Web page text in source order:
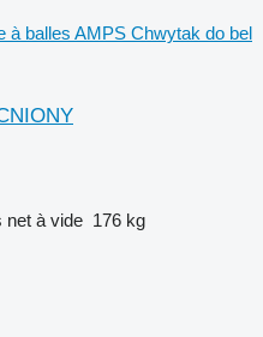
à balles AMPS Chwytak do bel
net à vide 176 kg